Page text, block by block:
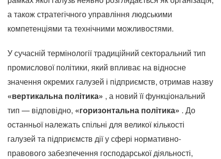
а також стратегічного управління людськими
компетенціями та технічними можливостями.
У сучасній термінології традиційний секторальний тип
промислової політики, який впливає на відносне
значення окремих галузей і підприємств, отримав назву
«вертикальна політика» , а новий її функціональний
тип — відповідно, «горизонтальна політика» . До
останньої належать спільні для великої кількості
галузей та підприємств дії у сфері нормативно-
правового забезпечення господарської діяльності,